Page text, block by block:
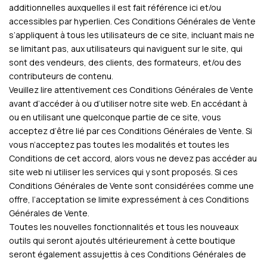
additionnelles auxquelles il est fait référence ici et/ou
accessibles par hyperlien. Ces Conditions Générales de Vente
s’appliquent à tous les utilisateurs de ce site, incluant mais ne
se limitant pas, aux utilisateurs qui naviguent sur le site, qui
sont des vendeurs, des clients, des formateurs, et/ou des
contributeurs de contenu.
Veuillez lire attentivement ces Conditions Générales de Vente
avant d’accéder à ou d’utiliser notre site web. En accédant à
ou en utilisant une quelconque partie de ce site, vous
acceptez d’être lié par ces Conditions Générales de Vente. Si
vous n’acceptez pas toutes les modalités et toutes les
Conditions de cet accord, alors vous ne devez pas accéder au
site web ni utiliser les services qui y sont proposés. Si ces
Conditions Générales de Vente sont considérées comme une
offre, l’acceptation se limite expressément à ces Conditions
Générales de Vente.
Toutes les nouvelles fonctionnalités et tous les nouveaux
outils qui seront ajoutés ultérieurement à cette boutique
seront également assujettis à ces Conditions Générales de